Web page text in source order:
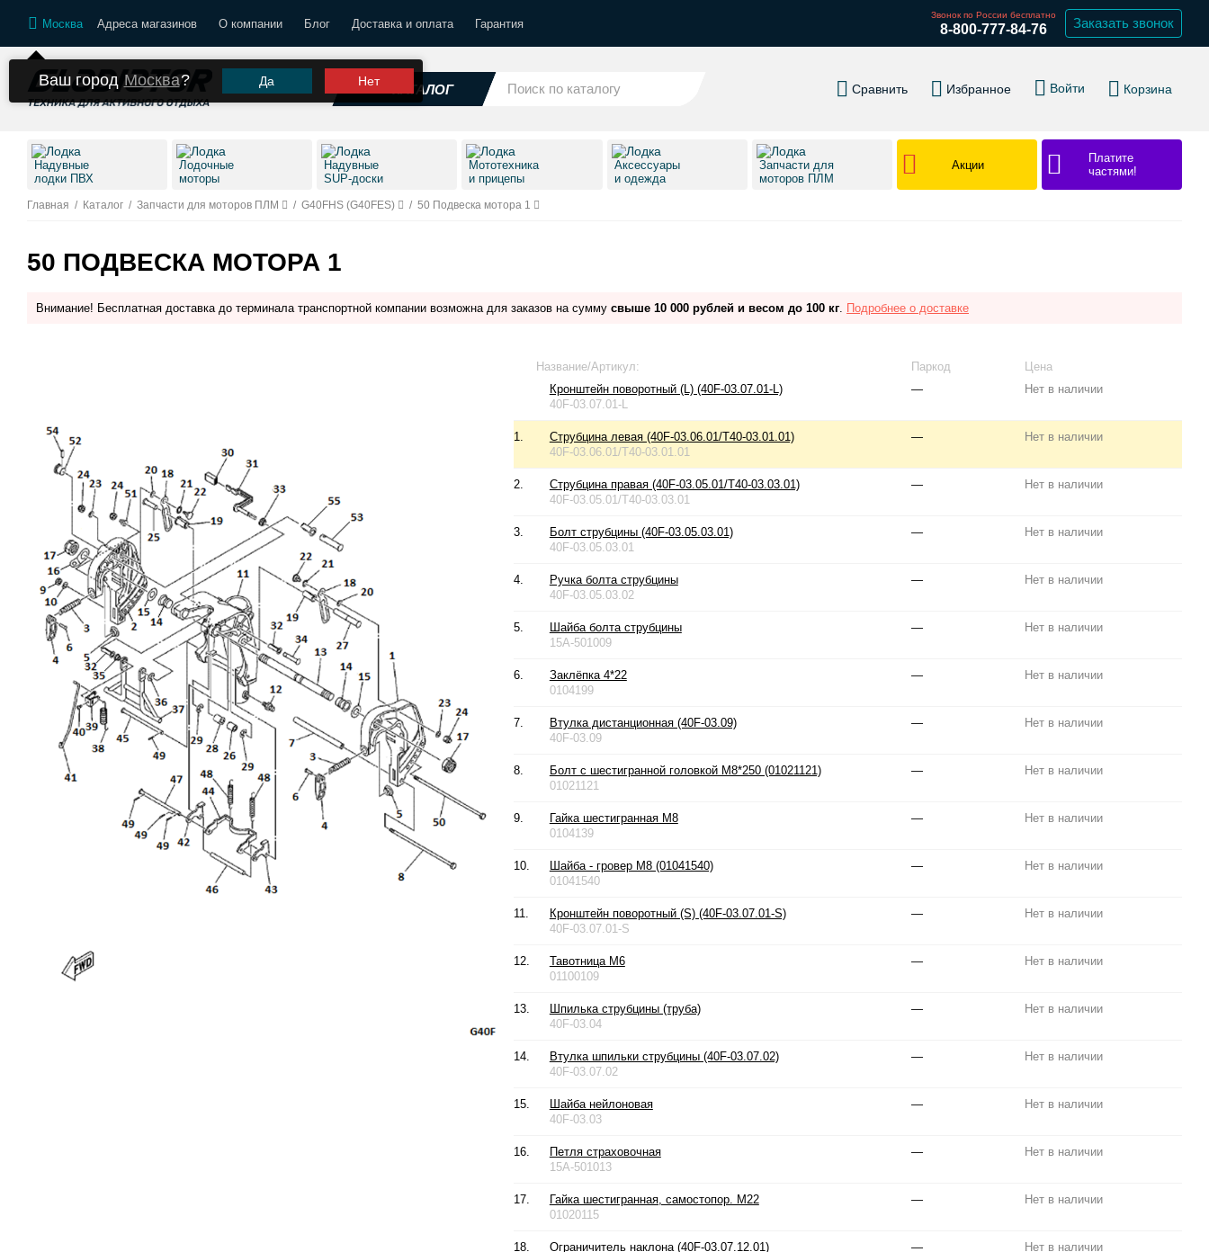
Москва Адреса магазинов О компании Блог Доставка и оплата Гарантия
Звонок по России бесплатно
8-800-777-84-76 Заказать звонок
КАТАЛОГ Сравнить Избранное Войти Корзина
Ваш городМосква? Да Нет
Надувные
лодки ПВХ
Лодочные
моторы
Надувные
SUP-доски
Мототехника
и прицепы
Аксессуары
и одежда
Запчасти для
моторов ПЛМ
Акции
Платите
частями!
Главная / Каталог / Запчасти для моторов ПЛМ / G40FHS (G40FES) / 50 Подвеска мотора 1
50 ПОДВЕСКА МОТОРА 1
Внимание! Бесплатная доставка до терминала транспортной компании возможна для заказов на сумму свыше 10 000 рублей и весом до 100 кг. Подробнее о доставке
Название/Артикул: Паркод
Цена
Кронштейн поворотный (L) (40F-03.07.01-L)
40F-03.07.01-L
— Нет в наличии
1.
Струбцина левая (40F-03.06.01/T40-03.01.01)
40F-03.06.01/T40-03.01.01
— Нет в наличии
2.
Струбцина правая (40F-03.05.01/T40-03.03.01)
40F-03.05.01/T40-03.03.01
— Нет в наличии
3.
Болт струбцины (40F-03.05.03.01)
40F-03.05.03.01
— Нет в наличии
4.
Ручка болта струбцины
40F-03.05.03.02
— Нет в наличии
5.
Шайба болта струбцины
15A-501009
— Нет в наличии
6.
Заклёпка 4*22
0104199
— Нет в наличии
7.
Втулка дистанционная (40F-03.09)
40F-03.09
— Нет в наличии
8.
Болт с шестигранной головкой М8*250 (01021121)
01021121
— Нет в наличии
9.
Гайка шестигранная М8
0104139
— Нет в наличии
10.
Шайба - гровер М8 (01041540)
01041540
— Нет в наличии
11.
Кронштейн поворотный (S) (40F-03.07.01-S)
40F-03.07.01-S
— Нет в наличии
12.
Тавотница М6
01100109
— Нет в наличии
13.
Шпилька струбцины (труба)
40F-03.04
— Нет в наличии
14.
Втулка шпильки струбцины (40F-03.07.02)
40F-03.07.02
— Нет в наличии
15.
Шайба нейлоновая
40F-03.03
— Нет в наличии
16.
Петля страховочная
15A-501013
— Нет в наличии
17.
Гайка шестигранная, самостопор. М22
01020115
— Нет в наличии
18.
Ограничитель наклона (40F-03.07.12.01)
— Нет в наличии